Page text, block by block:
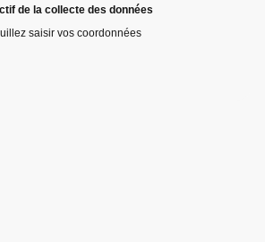
de la collecte des données
saisir vos coordonnées